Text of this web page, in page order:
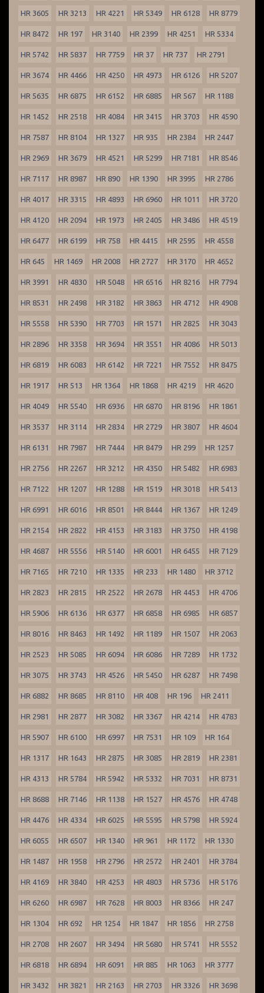
HR 3605 HR 3213 HR 4221 HR 5349 HR 6128 HR 8779
HR 8472 HR 197 HR 3140 HR 2399 HR 4251 HR 5334
HR 5742 HR 5837 HR 7759 HR 37 HR 737 HR 2791
HR 3674 HR 4466 HR 4250 HR 4973 HR 6126 HR 5207
HR 5635 HR 6875 HR 6152 HR 6885 HR 567 HR 1188
HR 1452 HR 2518 HR 4084 HR 3415 HR 3703 HR 4590
HR 7587 HR 8104 HR 1327 HR 935 HR 2384 HR 2447
HR 2969 HR 3679 HR 4521 HR 5299 HR 7181 HR 8546
HR 7117 HR 8987 HR 890 HR 1390 HR 3995 HR 2786
HR 4017 HR 3315 HR 4893 HR 6960 HR 1011 HR 3720
HR 4120 HR 2094 HR 1973 HR 2405 HR 3486 HR 4519
HR 6477 HR 6199 HR 758 HR 4415 HR 2595 HR 4558
HR 645 HR 1469 HR 2008 HR 2727 HR 3170 HR 4652
HR 3991 HR 4830 HR 5048 HR 6516 HR 8216 HR 7794
HR 8531 HR 2498 HR 3182 HR 3863 HR 4712 HR 4908
HR 5558 HR 5390 HR 7703 HR 1571 HR 2825 HR 3043
HR 2896 HR 3358 HR 3694 HR 3551 HR 4086 HR 5013
HR 6819 HR 6083 HR 6142 HR 7221 HR 7552 HR 8475
HR 1917 HR 513 HR 1364 HR 1868 HR 4219 HR 4620
HR 4049 HR 5540 HR 6936 HR 6870 HR 8196 HR 1861
HR 3537 HR 3114 HR 2834 HR 2729 HR 3807 HR 4604
HR 6131 HR 7987 HR 7444 HR 8479 HR 299 HR 1257
HR 2756 HR 2267 HR 3212 HR 4350 HR 5482 HR 6983
HR 7122 HR 1207 HR 1288 HR 1519 HR 3018 HR 5413
HR 6991 HR 6016 HR 8501 HR 8444 HR 1367 HR 1249
HR 2154 HR 2822 HR 4153 HR 3183 HR 3750 HR 4198
HR 4687 HR 5556 HR 5140 HR 6001 HR 6455 HR 7129
HR 7165 HR 7210 HR 1335 HR 233 HR 1480 HR 3712
HR 2823 HR 2815 HR 2522 HR 2678 HR 4453 HR 4706
HR 5906 HR 6136 HR 6377 HR 6858 HR 6985 HR 6857
HR 8016 HR 8463 HR 1492 HR 1189 HR 1507 HR 2063
HR 2523 HR 5085 HR 6094 HR 6086 HR 7289 HR 1732
HR 3075 HR 3743 HR 4526 HR 5450 HR 6287 HR 7498
HR 6882 HR 8685 HR 8110 HR 408 HR 196 HR 2411
HR 2981 HR 2877 HR 3082 HR 3367 HR 4214 HR 4783
HR 5907 HR 6100 HR 6997 HR 7531 HR 109 HR 164
HR 1317 HR 1643 HR 2875 HR 3085 HR 2819 HR 2381
HR 4313 HR 5784 HR 5942 HR 5332 HR 7031 HR 8731
HR 8688 HR 7146 HR 1138 HR 1527 HR 4576 HR 4748
HR 4476 HR 4334 HR 6025 HR 5595 HR 5798 HR 5924
HR 6055 HR 6507 HR 1340 HR 961 HR 1172 HR 1330
HR 1487 HR 1958 HR 2796 HR 2572 HR 2401 HR 3784
HR 4169 HR 3840 HR 4253 HR 4803 HR 5736 HR 5176
HR 6260 HR 6987 HR 7628 HR 8003 HR 8366 HR 247
HR 1304 HR 692 HR 1254 HR 1847 HR 1856 HR 2758
HR 2708 HR 2607 HR 3494 HR 5680 HR 5741 HR 5552
HR 6818 HR 6894 HR 6091 HR 885 HR 1063 HR 3777
HR 3432 HR 3821 HR 2163 HR 2703 HR 3326 HR 3698